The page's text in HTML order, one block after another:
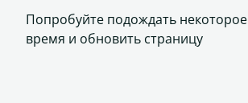
Попробуйте подождать некоторое
время и обновить страницу